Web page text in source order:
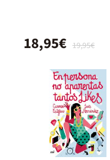
19,95€
18,95€